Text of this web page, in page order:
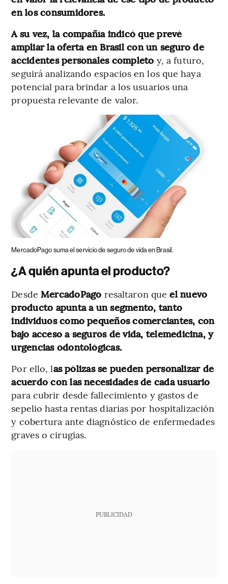
en los consumidores.
A su vez, la compañía indicó que prevé
ampliar la oferta en Brasil con un seguro de
accidentes personales completo y, a futuro,
seguirá analizando espacios en los que haya
potencial para brindar a los usuarios una
propuesta relevante de valor.
MercadoPago suma el servicio de seguro de vida en Brasil.
¿A quién apunta el producto?
Desde MercadoPago resaltaron que el nuevo
producto apunta a un segmento, tanto
individuos como pequeños comerciantes, con
bajo acceso a seguros de vida, telemedicina, y
urgencias odontológicas.
Por ello, las pólizas se pueden personalizar de
acuerdo con las necesidades de cada usuario
para cubrir desde fallecimiento y gastos de
sepelio hasta rentas diarias por hospitalización
y cobertura ante diagnóstico de enfermedades
graves o cirugías.
PUBLICIDAD